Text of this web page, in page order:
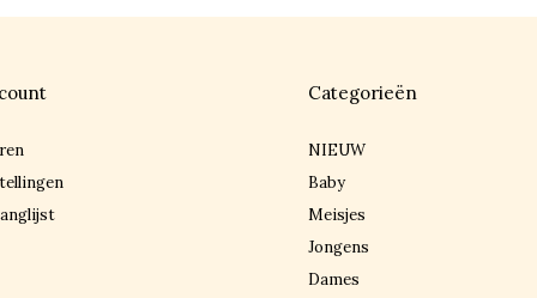
Categorieën
NIEUW
Baby
Meisjes
Jongens
Dames